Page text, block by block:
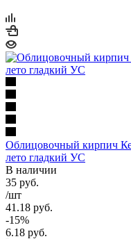
Облицовочный кирпич
лето гладкий УС
В наличии
35 руб.
/шт
41.18 руб.
-15%
6.18 руб.